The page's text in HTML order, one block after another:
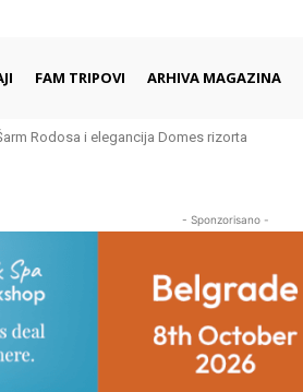
FAM TRIPOVI ARHIVA MAGAZINA
od gužvi i turista
Rodosa i elegancija Domes rizorta
- Sponzorisano -